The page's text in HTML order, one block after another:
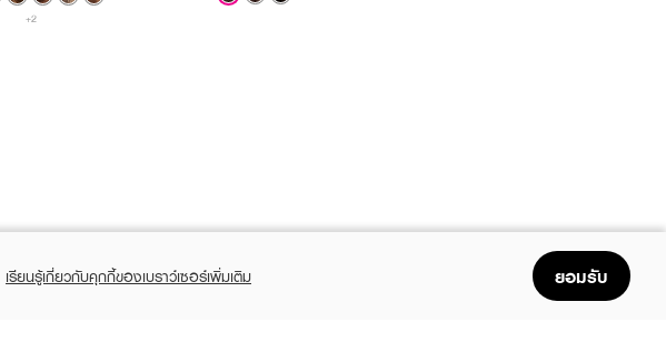
+2
เรียนรู้เกี่ยวกับคุกกี้ของเบราว์เซอร์เพิ่มเติม ยอมรับ